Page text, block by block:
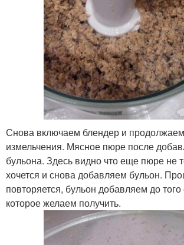
Снова включаем блендер и
измельчения. Мясное пюре после
бульона. Здесь видно что еще пюре не
хочется и снова добавляем бульон.
повторяется, бульон добавляем до
которое желаем получить.